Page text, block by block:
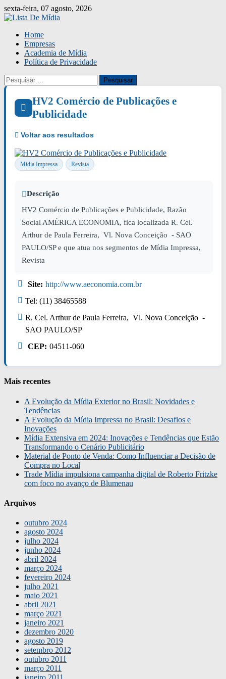
Skip
to
sexta-feira, 07 agosto, 2026
Home
Empresas
Academia de Mídia
Política de Privacidade
Pesquisar
por:
HV2 Comércio de Publicações e
Publicidade
Mídia Impressa Revista
Descrição
HV2 Comércio de Publicações e Publicidade, Razão
Social AMÉRICA ECONOMIA, fica localizada R. Cel.
Arthur de Paula Ferreira, Vl. Nova Conceição - SAO
PAULO/SP e que atua nos segmentos de Mídia Impressa,
Revista
Site: http://www.aeconomia.com.br
Tel: (11) 38465588
R. Cel. Arthur de Paula Ferreira, Vl. Nova Conceição -
SAO PAULO/SP
CEP: 04511-060
Mais recentes
A Evolução da Mídia Exterior no Brasil: Novidades e
Tendências
A Evolução da Mídia Impressa no Brasil: Desafios e
Inovações
Mídia Extensiva em 2024: Inovações e Tendências que Estão
Transformando o Cenário Publicitário
Material de Ponto de Venda: Como Influenciar a Decisão de
Compra no Local
Trade Mídia impulsiona campanha digital de Roberto Fritzke
com foco no avanço de Blumenau
Arquivos
outubro 2024
agosto 2024
julho 2024
junho 2024
abril 2024
março 2024
fevereiro 2024
julho 2021
maio 2021
abril 2021
março 2021
janeiro 2021
dezembro 2020
agosto 2019
setembro 2012
outubro 2011
março 2011
janeiro 2011